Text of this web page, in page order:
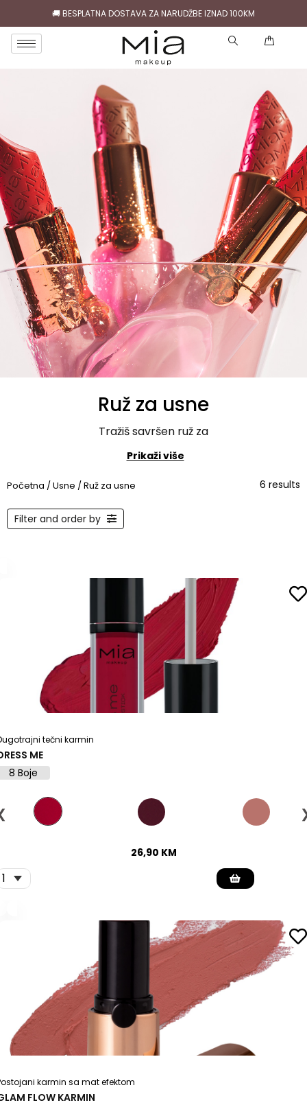
🚚 BESPLATNA DOSTAVA ZA NARUDŽBE IZNAD 100KM
Ruž za usne
Tražiš savršen ruž za
Prikaži više
Početna /Usne / Ruž za usne 6 results
Filter and order by
tečni karmin
ME
8 Boje
26,90 KM
karmin sa mat efektom
FLOW KARMIN